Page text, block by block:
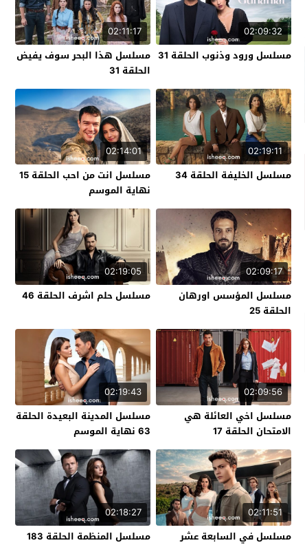
02:09:32
مسلسل ورود وذنوب الحلقة 31
02:11:17
مسلسل هذا البحر سوف يفيض
الحلقة 31
02:19:11
مسلسل الخليفة الحلقة 34
02:14:01
مسلسل انت من احب الحلقة 15
نهاية الموسم
02:09:17
مسلسل المؤسس اورهان
الحلقة 25
02:19:05
مسلسل حلم اشرف الحلقة 46
02:09:56
مسلسل اخي العائلة هي
الامتحان الحلقة 17
02:19:43
مسلسل المدينة البعيدة الحلقة
63 نهاية الموسم
02:11:51
مسلسل في السابعة عشر
02:18:27
مسلسل المنظمة الحلقة 183